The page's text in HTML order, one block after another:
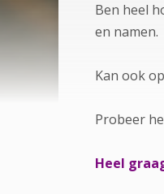
Ben heel
en namen.
Kan ook
Probeer
Heel